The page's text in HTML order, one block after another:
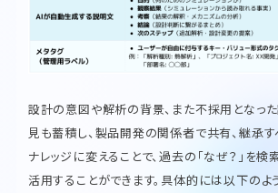
設計の意図や解析の背景、また不採用となっ
見も蓄積し、製品開発の関係者で共有、継承
ナレッジに変えることで、過去の「なぜ？」を
活用することができます。具体的には以下のよ